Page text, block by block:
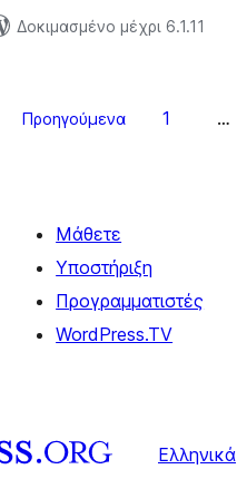
Δοκιμασμένο μέχρι 6.1.11
Προηγούμενα 1 …
Μάθετε
Υποστήριξη
Προγραμματιστές
WordPress.TV
Ελληνικά